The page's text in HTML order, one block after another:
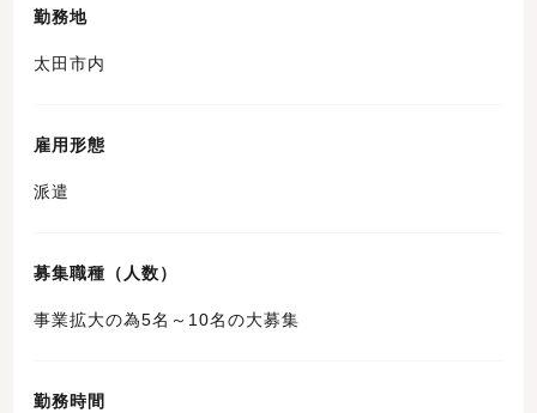
勤務地
太田市内
雇用形態
派遣
募集職種（人数）
事業拡大の為5名～10名の大募集
勤務時間